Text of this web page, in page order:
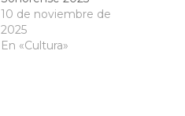
10 de noviembre de
2025
En «Cultura»